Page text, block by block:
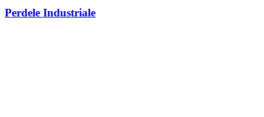
Perdele Industriale